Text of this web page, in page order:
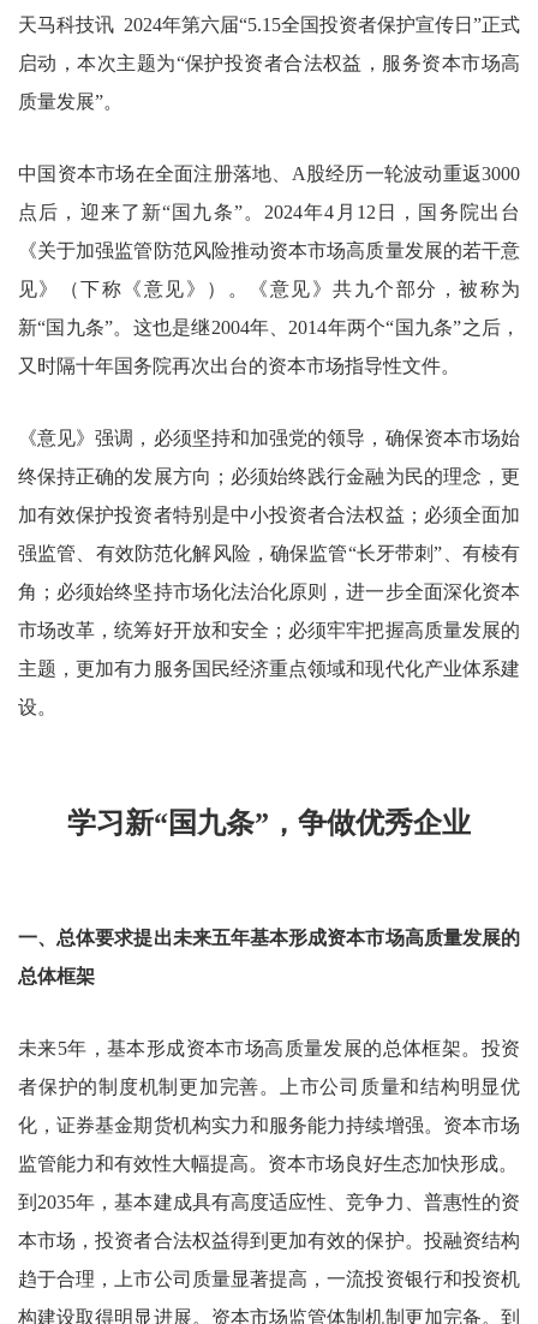
天马科技讯 2024年第六届“5.15全国投资者保护宣传日”正式
启动，本次主题为“保护投资者合法权益，服务资本市场高
质量发展”。
中国资本市场在全面注册落地、A股经历一轮波动重返3000
点后，迎来了新“国九条”。2024年4月12日，国务院出台
《关于加强监管防范风险推动资本市场高质量发展的若干意
见》（下称《意见》）。《意见》共九个部分，被称为
新“国九条”。这也是继2004年、2014年两个“国九条”之后，
又时隔十年国务院再次出台的资本市场指导性文件。
《意见》强调，必须坚持和加强党的领导，确保资本市场始
终保持正确的发展方向；必须始终践行金融为民的理念，更
加有效保护投资者特别是中小投资者合法权益；必须全面加
强监管、有效防范化解风险，确保监管“长牙带刺”、有棱有
角；必须始终坚持市场化法治化原则，进一步全面深化资本
市场改革，统筹好开放和安全；必须牢牢把握高质量发展的
主题，更加有力服务国民经济重点领域和现代化产业体系建
设。
学习新“国九条”，争做优秀企业
一、总体要求提出未来五年基本形成资本市场高质量发展的
总体框架
未来5年，基本形成资本市场高质量发展的总体框架。投资
者保护的制度机制更加完善。上市公司质量和结构明显优
化，证券基金期货机构实力和服务能力持续增强。资本市场
监管能力和有效性大幅提高。资本市场良好生态加快形成。
到2035年，基本建成具有高度适应性、竞争力、普惠性的资
本市场，投资者合法权益得到更加有效的保护。投融资结构
趋于合理，上市公司质量显著提高，一流投资银行和投资机
构建设取得明显进展。资本市场监管体制机制更加完备。到